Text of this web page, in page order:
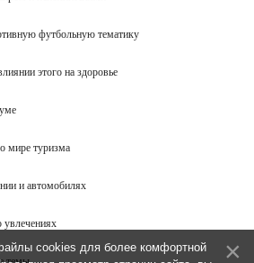
футбольную тематику
этого на здоровье
мире туризма
и автомобилях
увлечениях
cookies для более комфортной